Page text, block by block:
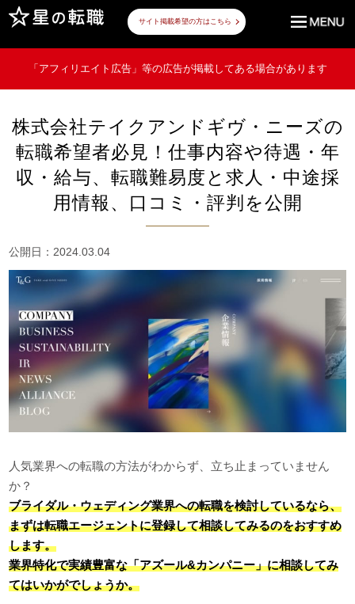
サイト掲載希望の方はこちら
「アフィリエイト広告」等の広告が掲載してある場合があります
株式会社テイクアンドギヴ・ニーズの
転職希望者必見！仕事内容や待遇・年
収・給与、転職難易度と求人・中途採
用情報、口コミ・評判を公開
公開日：2024.03.04
人気業界への転職の方法がわからず、立ち止まっていません
か？
ブライダル・ウェディング業界への転職を検討しているなら、
まずは転職エージェントに登録して相談してみるのをおすすめ
します。
業界特化で実績豊富な「アズール&カンパニー」に相談してみ
てはいかがでしょうか。